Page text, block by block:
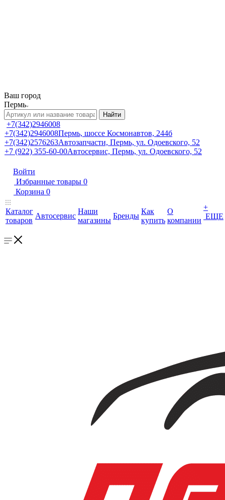
Ваш город
Пермь
Найти
+7(342)2946008
+7(342)2946008Пермь, шоссе Космонавтов, 244б
+7(342)2576263Автозапчасти, Пермь, ул. Одоевского, 52
+7 (922) 355-60-00Автосервис, Пермь, ул. Одоевского, 52
Войти
Избранные товары 0
Корзина 0
Каталог
товаров
Автосервис
Наши
магазины
Бренды
Как
купить
О
компании
+
ЕЩЕ